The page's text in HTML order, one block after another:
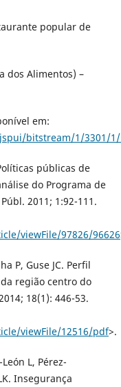
popular de
dos Alimentos) –
em:
bitstream/1/3301/1/
públicas de
do Programa de
2011; 1:92-111.
viewFile/97826/96626
P, Guse JC. Perfil
região centro do
18(1): 446-53.
viewFile/12516/pdf>.
L, Pérez-
Insegurança